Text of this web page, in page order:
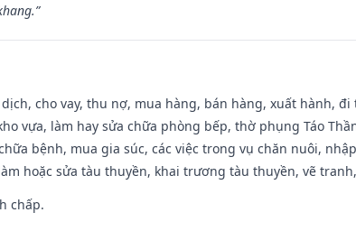
cho vay, thu nợ, mua hàng, bán hàng, xuất hành,
vựa, làm hay sửa chữa phòng bếp, thờ phụng Táo
bệnh, mua gia súc, các việc trong vụ chăn nuôi,
hoặc sửa tàu thuyền, khai trương tàu thuyền, vẽ
chấp.